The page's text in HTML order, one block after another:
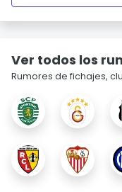
Ver todos los
Rumores de fichajes,